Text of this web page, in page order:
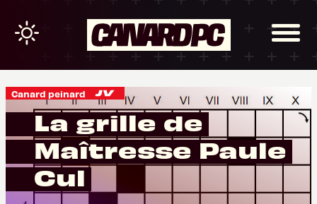
Canard peinard
La grille de
Maîtresse Paule
Cul